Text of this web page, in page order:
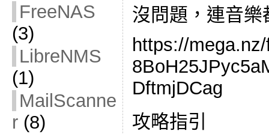
FreeNAS
(3)
LibreNMS
(1)
MailScanne
r(8)
沒問題，連音樂
https://
DftmjDCag
攻略指引